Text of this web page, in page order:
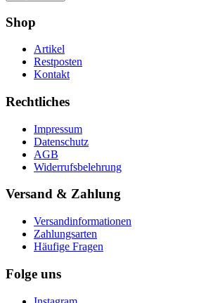
Shop
Artikel
Restposten
Kontakt
Rechtliches
Impressum
Datenschutz
AGB
Widerrufsbelehrung
Versand & Zahlung
Versandinformationen
Zahlungsarten
Häufige Fragen
Folge uns